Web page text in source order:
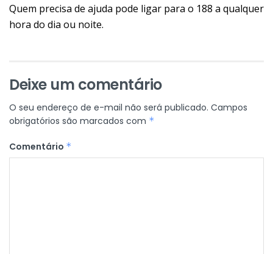
Quem precisa de ajuda pode ligar para o 188 a qualquer
hora do dia ou noite.
Deixe um comentário
O seu endereço de e-mail não será publicado. Campos
obrigatórios são marcados com *
Comentário *